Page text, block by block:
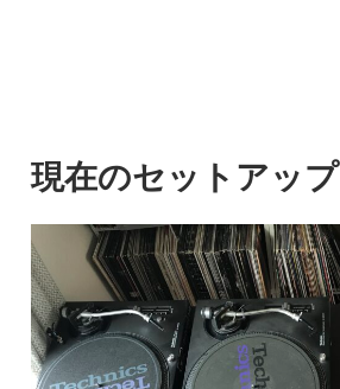
現在のセットアップ